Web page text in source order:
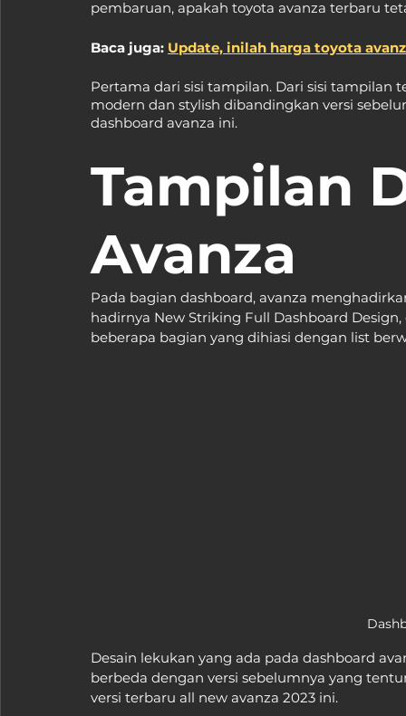
pembaruan, apakah toyota avanza terbaru
Baca juga: Update, inilah harga toyota
Pertama dari sisi tampilan. Dari sisi tampilan
modern dan stylish dibandingkan versi
dashboard avanza ini.
Tampilan
Avanza
Pada bagian dashboard, avanza
hadirnya ​​New Striking Full Dashboard
beberapa bagian yang dihiasi dengan list
Desain lekukan yang ada pada dashboard
berbeda dengan versi sebelumnya yang
versi terbaru all new avanza 2023 ini.